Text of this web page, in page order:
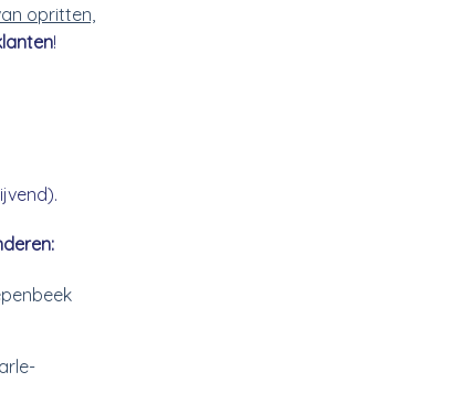
opritten,
!